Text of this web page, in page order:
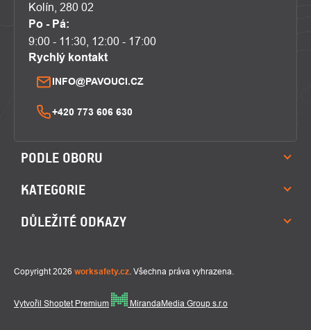
Kolín, 280 02
Po - Pá:
9:00 - 11:30, 12:00 - 17:00
Rychlý kontakt
INFO@PAVOUCI.CZ
+420 773 606 630
PODLE OBORU
KATEGORIE
DŮLEŽITÉ ODKAZY
Vytvořil Shoptet Premium MirandaMedia Group s.r.o
Copyright 2026 worksafety.cz. Všechna práva vyhrazena.